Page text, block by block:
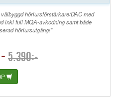
hörlursförstärkare/DAC med
inkl full MQA-avkodning samt både
hörlursutgång!"
5.390:-